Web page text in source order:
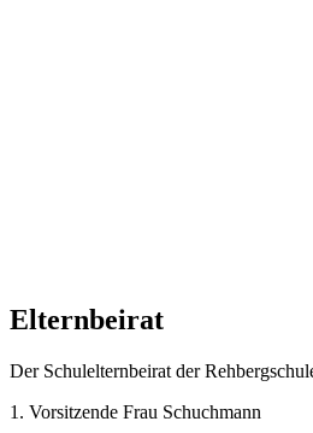
Elternbeirat
Der Schulelternbeirat der
1. Vorsitzende Frau Schuchmann